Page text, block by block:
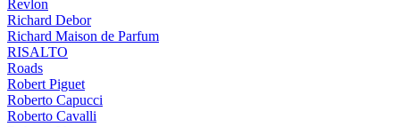
Revlon
Richard Debor
Richard Maison de Parfum
RISALTO
Roads
Robert Piguet
Roberto Capucci
Roberto Cavalli